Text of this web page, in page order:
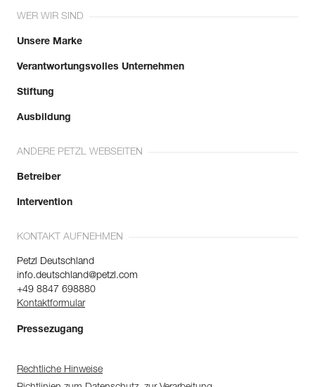
WER WIR SIND
Unsere Marke
Verantwortungsvolles Unternehmen
Stiftung
Ausbildung
ANDERE PETZL WEBSEITEN
Betreiber
Intervention
KONTAKT AUFNEHMEN
Petzl Deutschland
info.deutschland@petzl.com
+49 8847 698880
Kontaktformular
Pressezugang
Rechtliche Hinweise